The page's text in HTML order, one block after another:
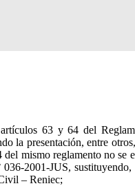
63 y 64 del
la presentación, entre
mismo reglamento no
036-2001-JUS,
– Reniec;